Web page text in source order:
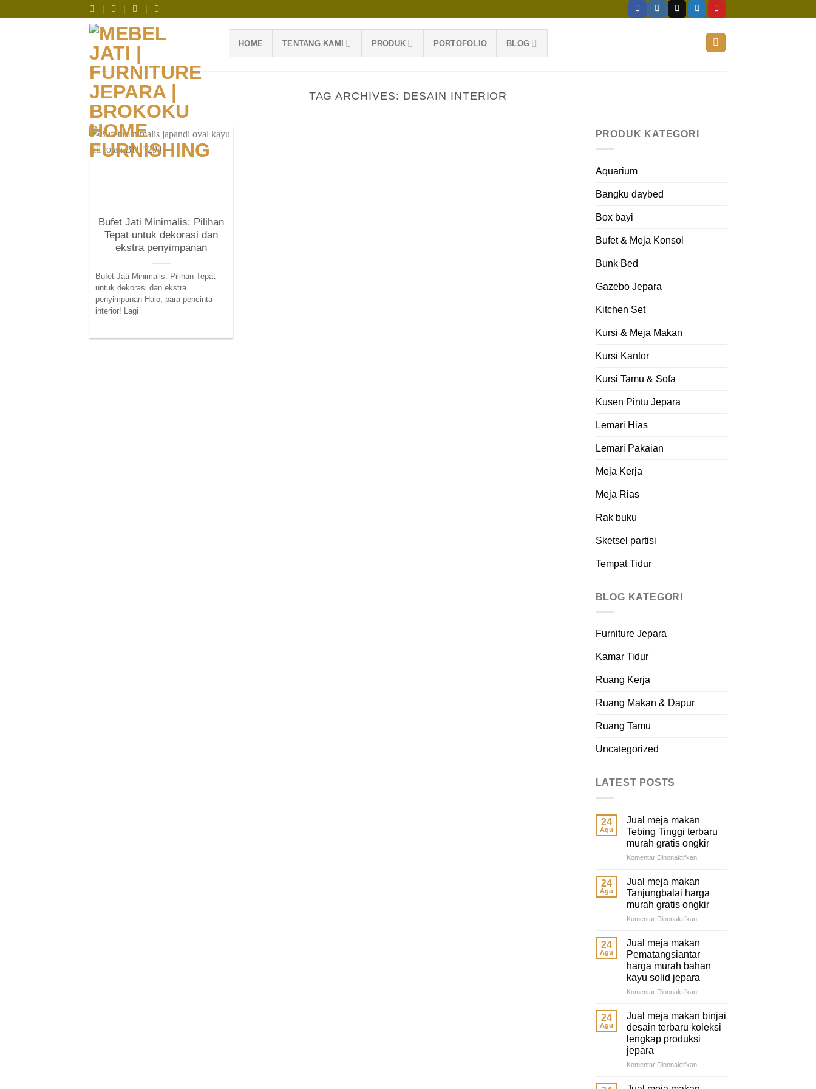
HOME TENTANG KAMI PRODUK PORTOFOLIO BLOG
TAG ARCHIVES: DESAIN INTERIOR
Bufet Jati Minimalis: Pilihan
Tepat untuk dekorasi dan
ekstra penyimpanan
Bufet Jati Minimalis: Pilihan Tepat
untuk dekorasi dan ekstra
penyimpanan Halo, para pencinta
interior! Lagi
PRODUK KATEGORI
Aquarium
Bangku daybed
Box bayi
Bufet & Meja Konsol
Bunk Bed
Gazebo Jepara
Kitchen Set
Kursi & Meja Makan
Kursi Kantor
Kursi Tamu & Sofa
Kusen Pintu Jepara
Lemari Hias
Lemari Pakaian
Meja Kerja
Meja Rias
Rak buku
Sketsel partisi
Tempat Tidur
BLOG KATEGORI
Furniture Jepara
Kamar Tidur
Ruang Kerja
Ruang Makan & Dapur
Ruang Tamu
Uncategorized
LATEST POSTS
24
Agu
Jual meja makan
Tebing Tinggi terbaru
murah gratis ongkir
Komentar Dinonaktifkanpada
Tebing
Tinggi
terbaru
gratis
24
Agu
Jual meja makan
Tanjungbalai harga
murah gratis ongkir
Komentar Dinonaktifkanpada
Tanjungbalai
harga
murah
gratis
24
Agu
Jual meja makan
Pematangsiantar
harga murah bahan
kayu solid jepara
Komentar Dinonaktifkanpada
meja
makan
Pematangsiantar
harga
bahan
24
Agu
Jual meja makan binjai
desain terbaru koleksi
lengkap produksi
jepara
Komentar Dinonaktifkanpada